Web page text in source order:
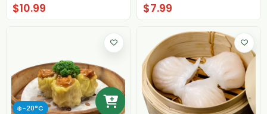
$10.99 $7.99
❄️-20°C